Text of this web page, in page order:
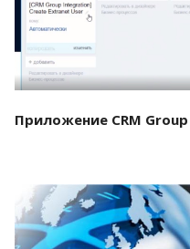
Приложение CRM